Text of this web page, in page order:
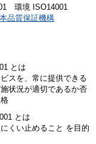
環境 ISO14001
品質保証機構
とは
スを、常に提供できる
状況が適切であるか否
とは
くい止めること を目的